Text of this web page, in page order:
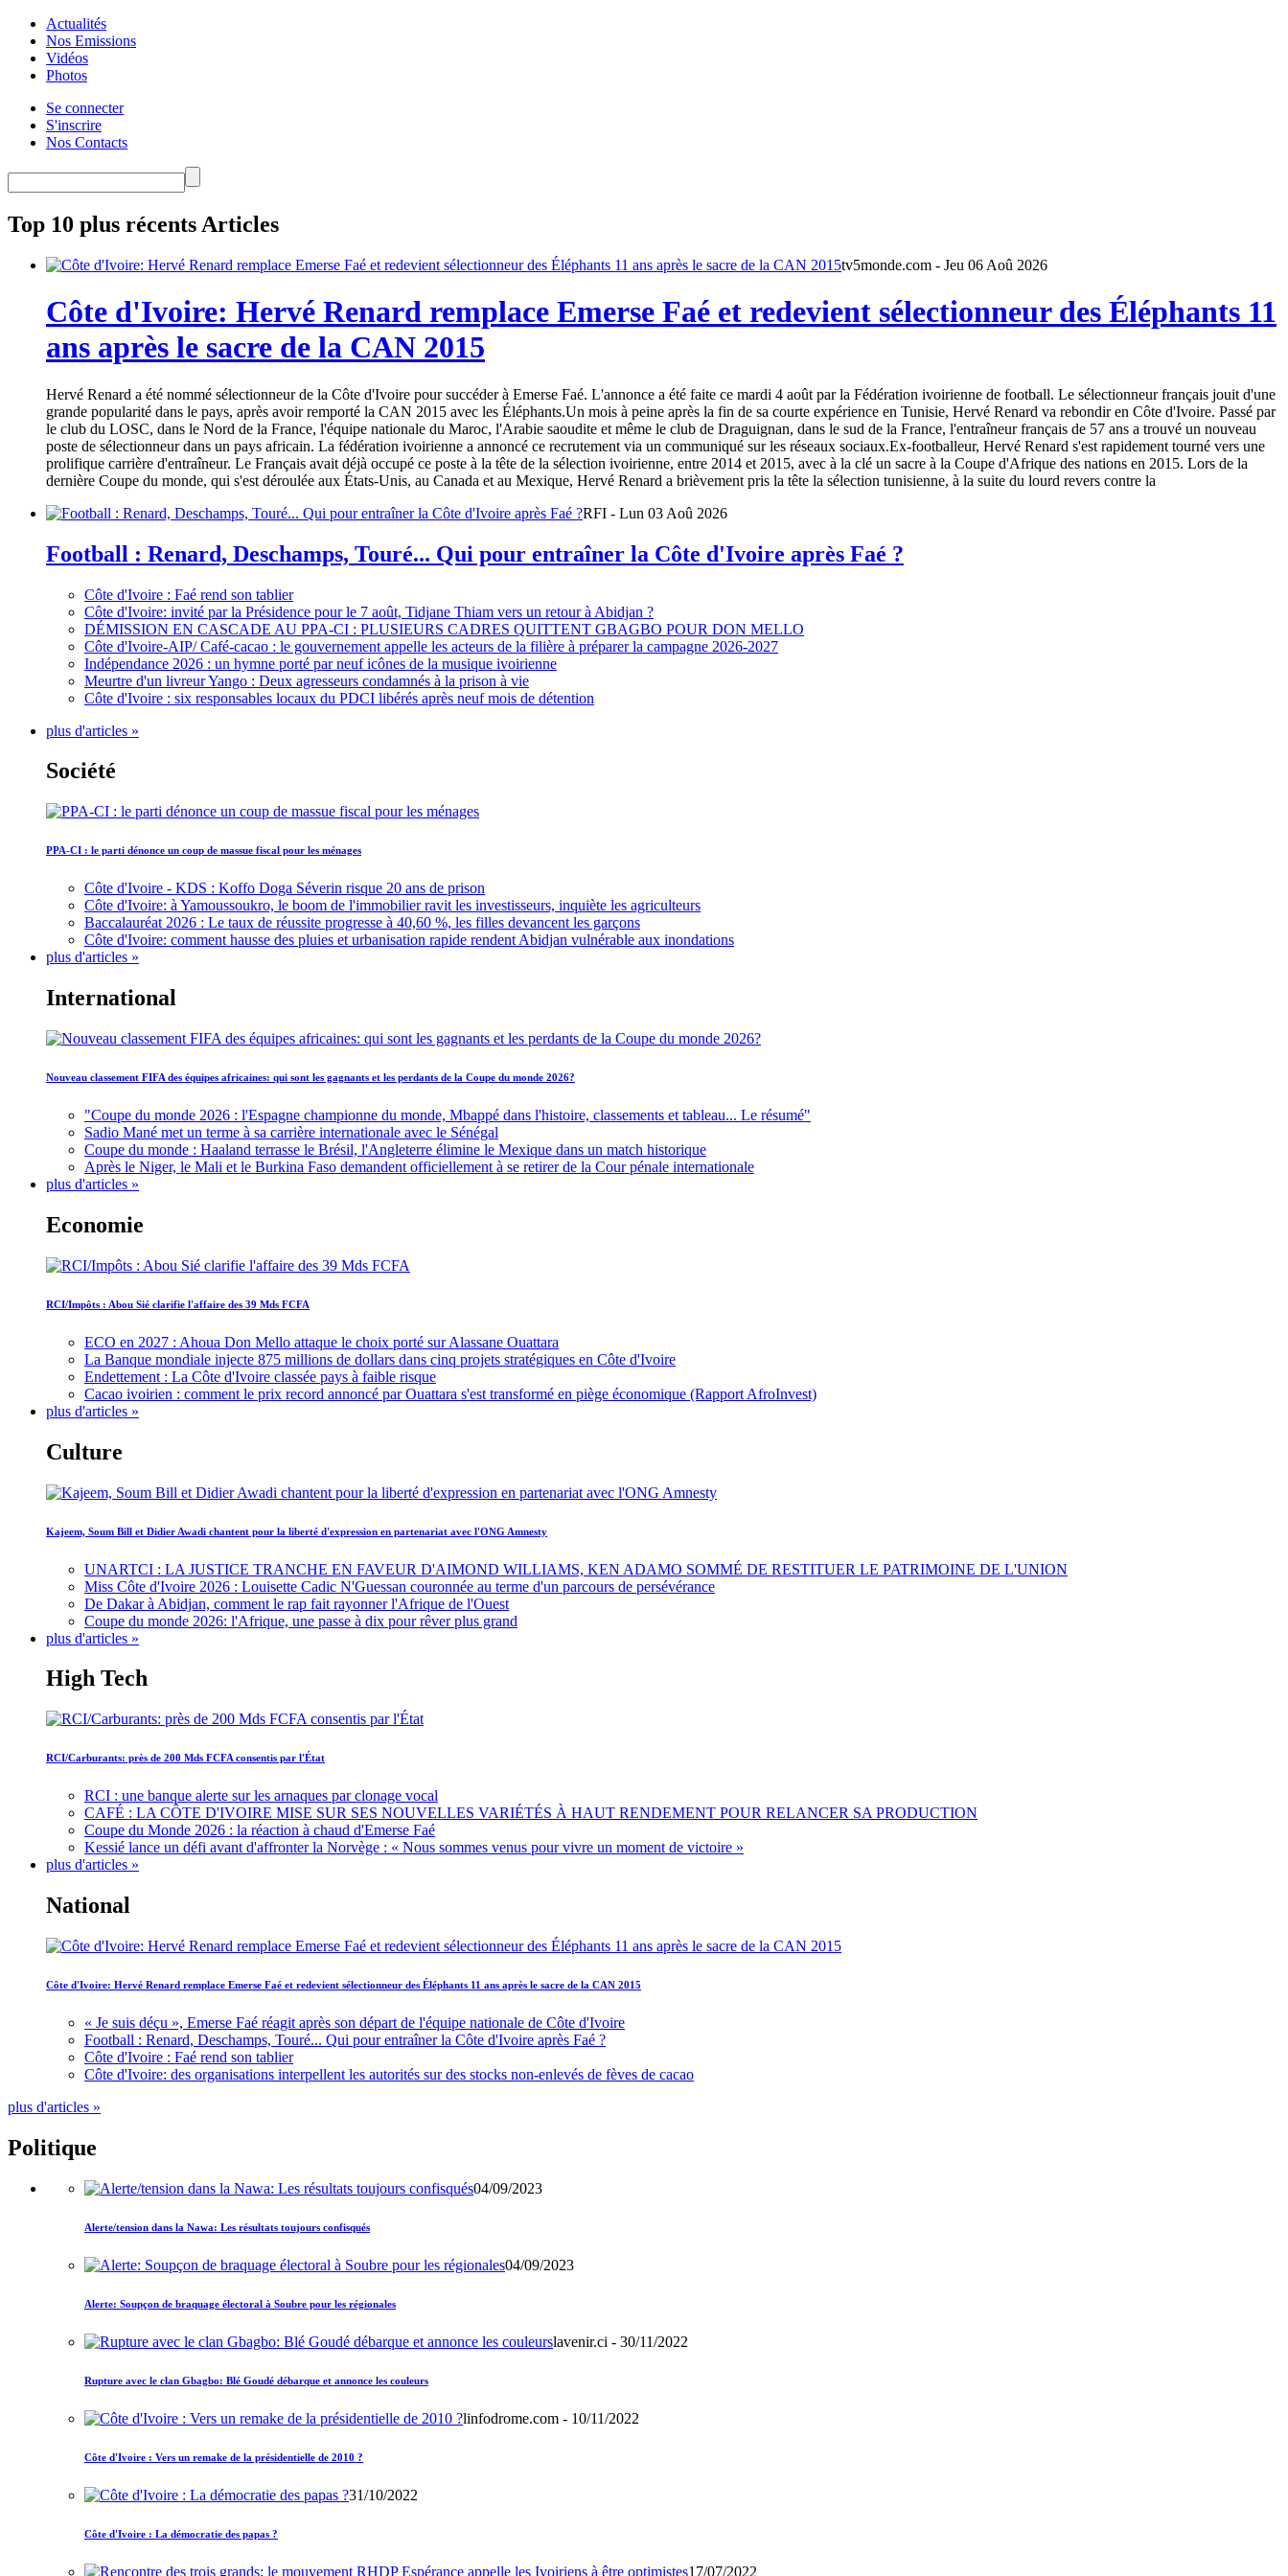
Actualités
Nos Emissions
Vidéos
Photos
Se connecter
S'inscrire
Nos Contacts
Top 10 plus récents Articles
tv5monde.com - Jeu 06 Aoû 2026
Côte d'Ivoire: Hervé Renard remplace Emerse Faé et redevient sélectionneur des Éléphants 11
ans après le sacre de la CAN 2015
Hervé Renard a été nommé sélectionneur de la Côte d'Ivoire pour succéder à Emerse Faé. L'annonce a été faite ce mardi 4 août par la Fédération ivoirienne de football. Le sélectionneur français jouit d'une
grande popularité dans le pays, après avoir remporté la CAN 2015 avec les Éléphants.Un mois à peine après la fin de sa courte expérience en Tunisie, Hervé Renard va rebondir en Côte d'Ivoire. Passé par
le club du LOSC, dans le Nord de la France, l'équipe nationale du Maroc, l'Arabie saoudite et même le club de Draguignan, dans le sud de la France, l'entraîneur français de 57 ans a trouvé un nouveau
poste de sélectionneur dans un pays africain. La fédération ivoirienne a annoncé ce recrutement via un communiqué sur les réseaux sociaux.Ex-footballeur, Hervé Renard s'est rapidement tourné vers une
prolifique carrière d'entraîneur. Le Français avait déjà occupé ce poste à la tête de la sélection ivoirienne, entre 2014 et 2015, avec à la clé un sacre à la Coupe d'Afrique des nations en 2015. Lors de la
dernière Coupe du monde, qui s'est déroulée aux États-Unis, au Canada et au Mexique, Hervé Renard a brièvement pris la tête la sélection tunisienne, à la suite du lourd revers contre la
RFI - Lun 03 Aoû 2026
Football : Renard, Deschamps, Touré... Qui pour entraîner la Côte d'Ivoire après Faé ?
Côte d'Ivoire : Faé rend son tablier
Côte d'Ivoire: invité par la Présidence pour le 7 août, Tidjane Thiam vers un retour à Abidjan ?
DÉMISSION EN CASCADE AU PPA-CI : PLUSIEURS CADRES QUITTENT GBAGBO POUR DON MELLO
Côte d'Ivoire-AIP/ Café-cacao : le gouvernement appelle les acteurs de la filière à préparer la campagne 2026-2027
Indépendance 2026 : un hymne porté par neuf icônes de la musique ivoirienne
Meurtre d'un livreur Yango : Deux agresseurs condamnés à la prison à vie
Côte d'Ivoire : six responsables locaux du PDCI libérés après neuf mois de détention
plus d'articles »
Société
PPA-CI : le parti dénonce un coup de massue fiscal pour les ménages
Côte d'Ivoire - KDS : Koffo Doga Séverin risque 20 ans de prison
Côte d'Ivoire: à Yamoussoukro, le boom de l'immobilier ravit les investisseurs, inquiète les agriculteurs
Baccalauréat 2026 : Le taux de réussite progresse à 40,60 %, les filles devancent les garçons
Côte d'Ivoire: comment hausse des pluies et urbanisation rapide rendent Abidjan vulnérable aux inondations
plus d'articles »
International
Nouveau classement FIFA des équipes africaines: qui sont les gagnants et les perdants de la Coupe du monde 2026?
"Coupe du monde 2026 : l'Espagne championne du monde, Mbappé dans l'histoire, classements et tableau... Le résumé"
Sadio Mané met un terme à sa carrière internationale avec le Sénégal
Coupe du monde : Haaland terrasse le Brésil, l'Angleterre élimine le Mexique dans un match historique
Après le Niger, le Mali et le Burkina Faso demandent officiellement à se retirer de la Cour pénale internationale
plus d'articles »
Economie
RCI/Impôts : Abou Sié clarifie l'affaire des 39 Mds FCFA
ECO en 2027 : Ahoua Don Mello attaque le choix porté sur Alassane Ouattara
La Banque mondiale injecte 875 millions de dollars dans cinq projets stratégiques en Côte d'Ivoire
Endettement : La Côte d'Ivoire classée pays à faible risque
Cacao ivoirien : comment le prix record annoncé par Ouattara s'est transformé en piège économique (Rapport AfroInvest)
plus d'articles »
Culture
Kajeem, Soum Bill et Didier Awadi chantent pour la liberté d'expression en partenariat avec l'ONG Amnesty
UNARTCI : LA JUSTICE TRANCHE EN FAVEUR D'AIMOND WILLIAMS, KEN ADAMO SOMMÉ DE RESTITUER LE PATRIMOINE DE L'UNION
Miss Côte d'Ivoire 2026 : Louisette Cadic N'Guessan couronnée au terme d'un parcours de persévérance
De Dakar à Abidjan, comment le rap fait rayonner l'Afrique de l'Ouest
Coupe du monde 2026: l'Afrique, une passe à dix pour rêver plus grand
plus d'articles »
High Tech
RCI/Carburants: près de 200 Mds FCFA consentis par l'État
RCI : une banque alerte sur les arnaques par clonage vocal
CAFÉ : LA CÔTE D'IVOIRE MISE SUR SES NOUVELLES VARIÉTÉS À HAUT RENDEMENT POUR RELANCER SA PRODUCTION
Coupe du Monde 2026 : la réaction à chaud d'Emerse Faé
Kessié lance un défi avant d'affronter la Norvège : « Nous sommes venus pour vivre un moment de victoire »
plus d'articles »
National
Côte d'Ivoire: Hervé Renard remplace Emerse Faé et redevient sélectionneur des Éléphants 11 ans après le sacre de la CAN 2015
« Je suis déçu », Emerse Faé réagit après son départ de l'équipe nationale de Côte d'Ivoire
Football : Renard, Deschamps, Touré... Qui pour entraîner la Côte d'Ivoire après Faé ?
Côte d'Ivoire : Faé rend son tablier
Côte d'Ivoire: des organisations interpellent les autorités sur des stocks non-enlevés de fèves de cacao
plus d'articles »
Politique
04/09/2023
Alerte/tension dans la Nawa: Les résultats toujours confisqués
04/09/2023
Alerte: Soupçon de braquage électoral à Soubre pour les régionales
lavenir.ci - 30/11/2022
Rupture avec le clan Gbagbo: Blé Goudé débarque et annonce les couleurs
linfodrome.com - 10/11/2022
Côte d'Ivoire : Vers un remake de la présidentielle de 2010 ?
31/10/2022
Côte d'Ivoire : La démocratie des papas ?
17/07/2022